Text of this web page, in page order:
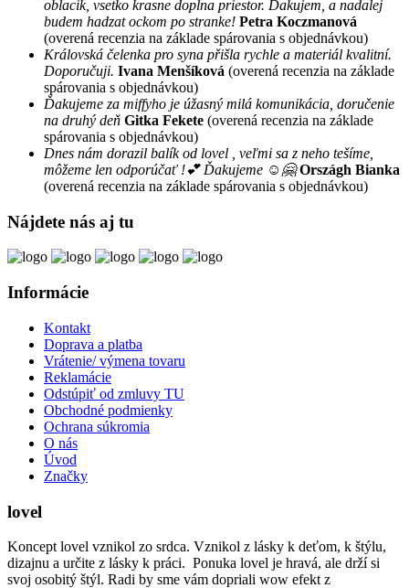
oblacik, vsetko krasne doplna priestor. Dakujem, a nadalej
budem hadzat ockom po stranke! Petra Koczmanová
(overená recenzia na základe spárovania s objednávkou)
Královská čelenka pro syna přišla rychle a materiál kvalitní.
Doporučuji. Ivana Menšíková (overená recenzia na základe
spárovania s objednávkou)
Ďakujeme za miffyho je úžasný milá komunikácia, doručenie
na druhý deň Gitka Fekete (overená recenzia na základe
spárovania s objednávkou)
Dnes nám dorazil balík od lovel , veľmi sa z neho tešíme,
môžeme len odporúčať !💕 Ďakujeme ☺️🤗 Országh Bianka
(overená recenzia na základe spárovania s objednávkou)
Nájdete nás aj tu
Informácie
Kontakt
Doprava a platba
Vrátenie/ výmena tovaru
Reklamácie
Odstúpiť od zmluvy TU
Obchodné podmienky
Ochrana súkromia
O nás
Úvod
Značky
lovel
Koncept lovel vznikol zo srdca. Vznikol z lásky k deťom, k štýlu,
dizajnu a určite z lásky k práci. Ponuka lovel je hravá, ale drží si
svoj osobitý štýl. Radi by sme vám dopriali wow efekt z